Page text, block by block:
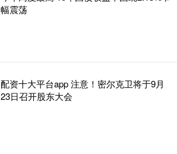
幅震荡
配资十大平台app 注意！密尔克卫将于9月
23日召开股东大会